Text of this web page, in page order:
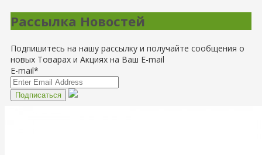
Рассылка Новостей
Подпишитесь на нашу рассылку и получайте сообщения о
новых Товарах и Акциях на Ваш E-mail
E-mail*